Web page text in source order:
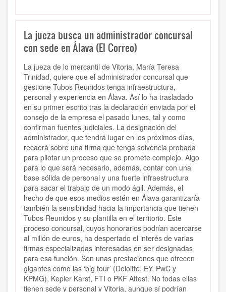
La jueza busca un administrador concursal
con sede en Álava (El Correo)
La jueza de lo mercantil de Vitoria, María Teresa
Trinidad, quiere que el administrador concursal que
gestione Tubos Reunidos tenga infraestructura,
personal y experiencia en Álava. Así lo ha trasladado
en su primer escrito tras la declaración enviada por el
consejo de la empresa el pasado lunes, tal y como
confirman fuentes judiciales. La designación del
administrador, que tendrá lugar en los próximos días,
recaerá sobre una firma que tenga solvencia probada
para pilotar un proceso que se promete complejo. Algo
para lo que será necesario, además, contar con una
base sólida de personal y una fuerte infraestructura
para sacar el trabajo de un modo ágil. Además, el
hecho de que esos medios estén en Álava garantizaría
también la sensibilidad hacia la importancia que tienen
Tubos Reunidos y su plantilla en el territorio. Este
proceso concursal, cuyos honorarios podrían acercarse
al millón de euros, ha despertado el interés de varias
firmas especializadas interesadas en ser designadas
para esa función. Son unas prestaciones que ofrecen
gigantes como las ‘big four’ (Deloitte, EY, PwC y
KPMG), Kepler Karst, FTI o PKF Attest. No todas ellas
tienen sede y personal y Vitoria, aunque sí podrían